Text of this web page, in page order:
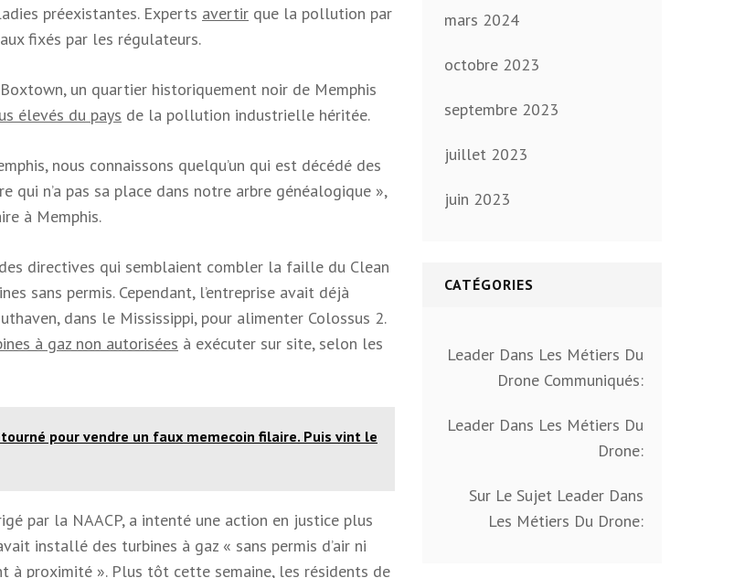
préexistantes. Experts avertir que la pollution par
fixés par les régulateurs.
un quartier historiquement noir de Memphis
élevés du pays de la pollution industrielle héritée.
nous connaissons quelqu’un qui est décédé des
qui n’a pas sa place dans notre arbre généalogique »,
à Memphis.
directives qui semblaient combler la faille du Clean
sans permis. Cependant, l’entreprise avait déjà
dans le Mississippi, pour alimenter Colossus 2.
à gaz non autorisées à exécuter sur site, selon les
pour vendre un faux memecoin filaire. Puis vint le
par la NAACP, a intenté une action en justice plus
installé des turbines à gaz « sans permis d’air ni
à proximité ». Plus tôt cette semaine, les résidents de
mars 2024
octobre 2023
septembre 2023
juillet 2023
juin 2023
CATÉGORIES
Leader Dans Les Métiers Du
Drone Communiqués:
Leader Dans Les Métiers Du
Drone:
Sur Le Sujet Leader Dans
Les Métiers Du Drone: